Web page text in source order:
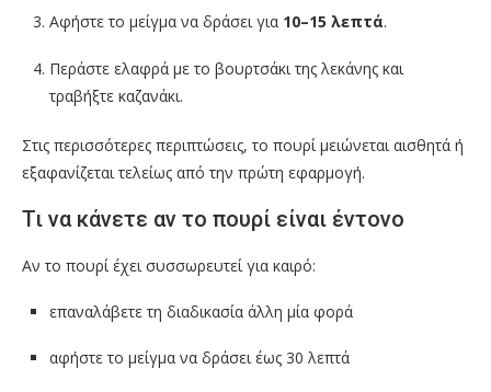
Αφήστε το μείγμα να δράσει για 10–15 λεπτά.
Περάστε ελαφρά με το βουρτσάκι της λεκάνης και
τραβήξτε καζανάκι.
Στις περισσότερες περιπτώσεις, το πουρί μειώνεται αισθητά ή
εξαφανίζεται τελείως από την πρώτη εφαρμογή.
Τι να κάνετε αν το πουρί είναι έντονο
Αν το πουρί έχει συσσωρευτεί για καιρό:
επαναλάβετε τη διαδικασία άλλη μία φορά
αφήστε το μείγμα να δράσει έως 30 λεπτά